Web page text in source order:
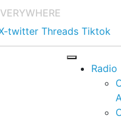
twitter Threads Tiktok
Radio